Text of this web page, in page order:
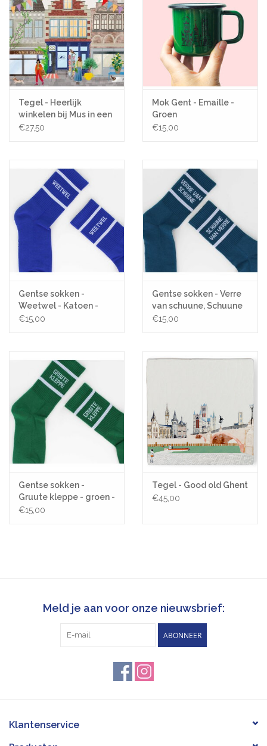
Tegel - Heerlijk
winkelen bij Mus in een
Plas
€27,50
Mok Gent - Emaille -
Groen
€15,00
Gentse sokken -
Weetwel - Katoen -
One size
€15,00
Gentse sokken - Verre
van schuune, Schuune
van verre - Katoen -
€15,00
Gentse sokken -
Gruute kleppe - groen -
Katoen - One size
€15,00
Tegel - Good old Ghent
€45,00
Meld je aan voor onze nieuwsbrief:
ABONNEER
Klantenservice